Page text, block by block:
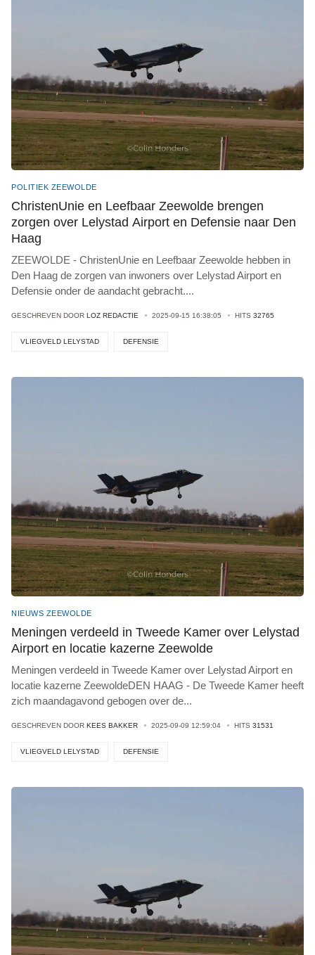
POLITIEK ZEEWOLDE
ChristenUnie en Leefbaar Zeewolde brengen
zorgen over Lelystad Airport en Defensie naar Den
Haag
ZEEWOLDE - ChristenUnie en Leefbaar Zeewolde hebben in
Den Haag de zorgen van inwoners over Lelystad Airport en
Defensie onder de aandacht gebracht....
GESCHREVEN DOOR LOZ REDACTIE 2025-09-15 16:38:05 HITS 32765
VLIEGVELD LELYSTAD DEFENSIE
NIEUWS ZEEWOLDE
Meningen verdeeld in Tweede Kamer over Lelystad
Airport en locatie kazerne Zeewolde
Meningen verdeeld in Tweede Kamer over Lelystad Airport en
locatie kazerne ZeewoldeDEN HAAG - De Tweede Kamer heeft
zich maandagavond gebogen over de...
GESCHREVEN DOOR KEES BAKKER 2025-09-09 12:59:04 HITS 31531
VLIEGVELD LELYSTAD DEFENSIE